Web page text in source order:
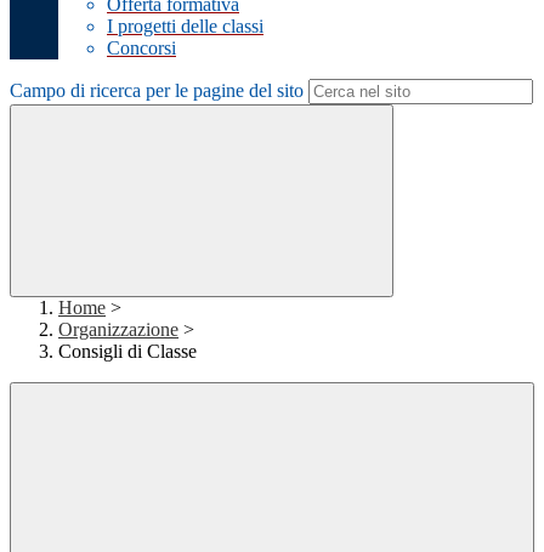
Offerta formativa
I progetti delle classi
Concorsi
Campo di ricerca per le pagine del sito
Home >
Organizzazione >
Consigli di Classe